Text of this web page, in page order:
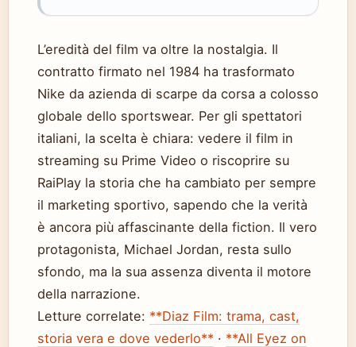
L’eredità del film va oltre la nostalgia. Il
contratto firmato nel 1984 ha trasformato
Nike da azienda di scarpe da corsa a colosso
globale dello sportswear. Per gli spettatori
italiani, la scelta è chiara: vedere il film in
streaming su Prime Video o riscoprire su
RaiPlay la storia che ha cambiato per sempre
il marketing sportivo, sapendo che la verità
è ancora più affascinante della fiction. Il vero
protagonista, Michael Jordan, resta sullo
sfondo, ma la sua assenza diventa il motore
della narrazione.
Letture correlate: **Diaz Film: trama, cast,
storia vera e dove vederlo** · **All Eyez on